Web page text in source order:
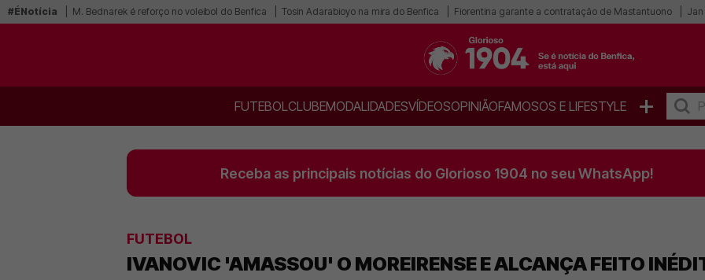
#ÉNotícia M. Bednarek é reforço no voleibol do Benfica Tosin Adarabioyo na mira do Benfica Fiorentina garante a contratação de Mastantuono
FUTEBOLCLUBEMODALIDADESVÍDEOSOPINIÃOFAMOSOS E LIFESTYLE +
Receba as principais notícias do Glorioso 1904 no seu WhatsApp!
FUTEBOL
IVANOVIC 'AMASSOU' O MOREIRENSE E ALCANÇA FEITO